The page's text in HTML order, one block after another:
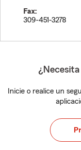
Fax:
309-451-3278
Inicie o realice un